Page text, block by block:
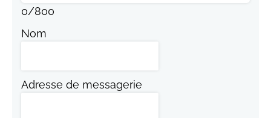
0/800
Nom
Adresse de messagerie